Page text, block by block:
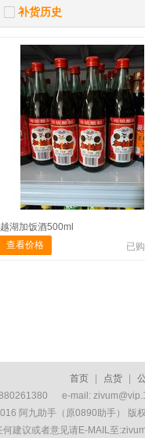
 补货历史
越湖加饭酒500ml
查看价格
已
首页 点货
e-mail:
阿九助手（原0890助手） 版
何建议或者意见请E-MAIL至